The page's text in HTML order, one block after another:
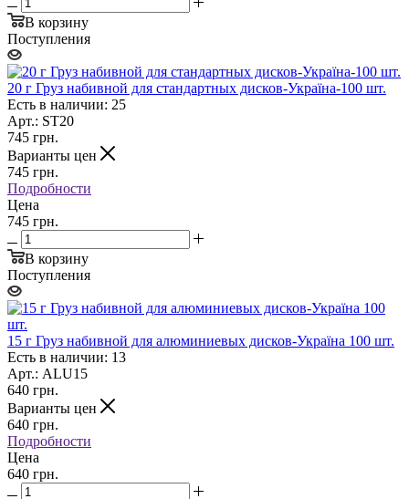
В корзину
Поступления
20 г Груз набивной для стандартных дисков-Україна-100 шт.
Есть в наличии: 25
Арт.: ST20
745 грн.
Варианты цен
745 грн.
Подробности
Цена
745 грн.
В корзину
Поступления
15 г Груз набивной для алюминиевых дисков-Україна 100 шт.
Есть в наличии: 13
Арт.: ALU15
640 грн.
Варианты цен
640 грн.
Подробности
Цена
640 грн.